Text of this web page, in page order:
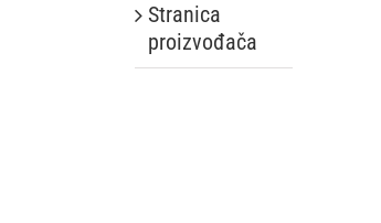
Stranica
proizvođača